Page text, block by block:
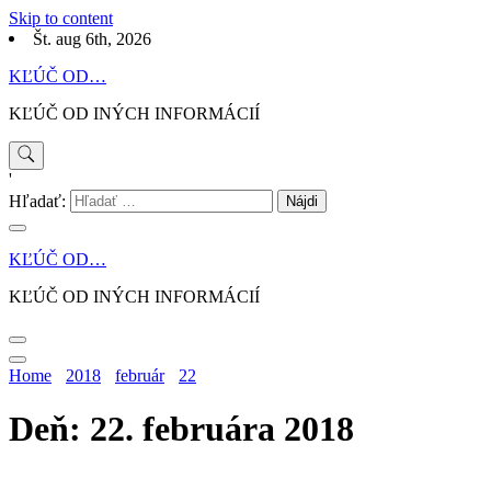
Skip to content
Št. aug 6th, 2026
KĽÚČ OD…
KĽÚČ OD INÝCH INFORMÁCIÍ
'
Hľadať:
KĽÚČ OD…
KĽÚČ OD INÝCH INFORMÁCIÍ
Home 2018 február 22
Deň: 22. februára 2018